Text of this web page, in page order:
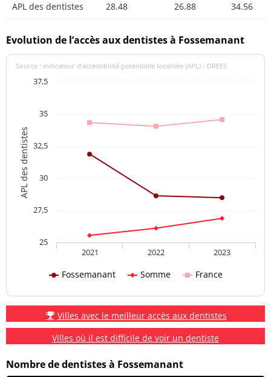
APL des dentistes 28.48 26.88 34.56
Evolution de l’accès aux dentistes à Fossemanant
APL des dentistes
Source : indicateur d’accessibilité potentielle localisée (APL) - DREES
Fossemanant Somme France
2021 2022 2023
25
27,5
30
32,5
35
37,5
Villes avec le meilleur accès aux dentistes
Villes où il est difficile de voir un dentiste
Nombre de dentistes à Fossemanant